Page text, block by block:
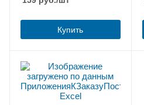
Купить